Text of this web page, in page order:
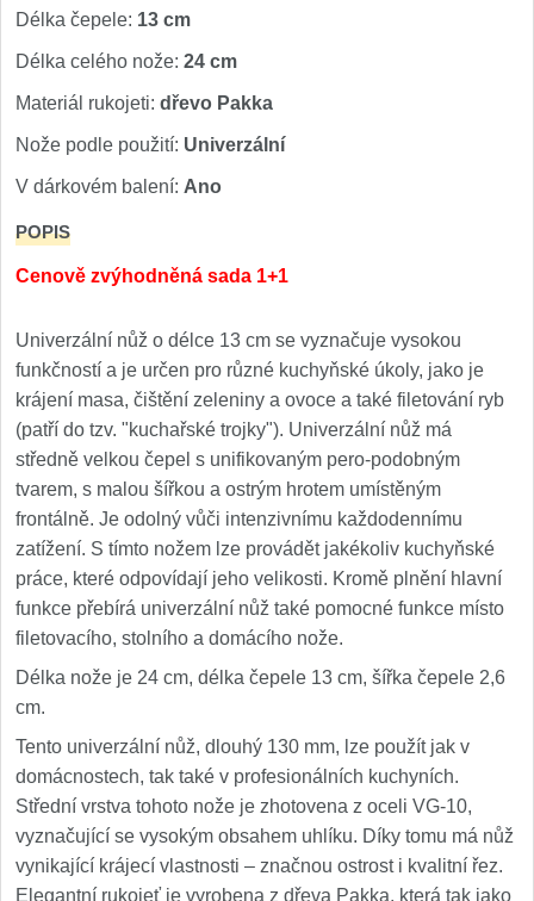
Délka čepele: 13 cm
Délka celého nože: 24 cm
Materiál rukojeti: dřevo Pakka
Nože podle použití: Univerzální
V dárkovém balení: Ano
POPIS
Cenově zvýhodněná sada 1+1
Univerzální nůž o délce 13 cm se vyznačuje vysokou
funkčností a je určen pro různé kuchyňské úkoly, jako je
krájení masa, čištění zeleniny a ovoce a také filetování ryb
(patří do tzv. "kuchařské trojky"). Univerzální nůž má
středně velkou čepel s unifikovaným pero-podobným
tvarem, s malou šířkou a ostrým hrotem umístěným
frontálně. Je odolný vůči intenzivnímu každodennímu
zatížení. S tímto nožem lze provádět jakékoliv kuchyňské
práce, které odpovídají jeho velikosti. Kromě plnění hlavní
funkce přebírá univerzální nůž také pomocné funkce místo
filetovacího, stolního a domácího nože.
Délka nože je 24 cm, délka čepele 13 cm, šířka čepele 2,6
cm.
Tento univerzální nůž, dlouhý 130 mm, lze použít jak v
domácnostech, tak také v profesionálních kuchyních.
Střední vrstva tohoto nože je zhotovena z oceli VG-10,
vyznačující se vysokým obsahem uhlíku. Díky tomu má nůž
vynikající krájecí vlastnosti – značnou ostrost i kvalitní řez.
Elegantní rukojeť je vyrobena z dřeva Pakka, která tak jako